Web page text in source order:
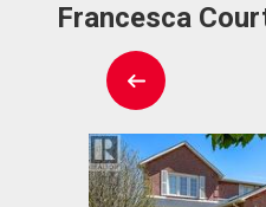
Francesca